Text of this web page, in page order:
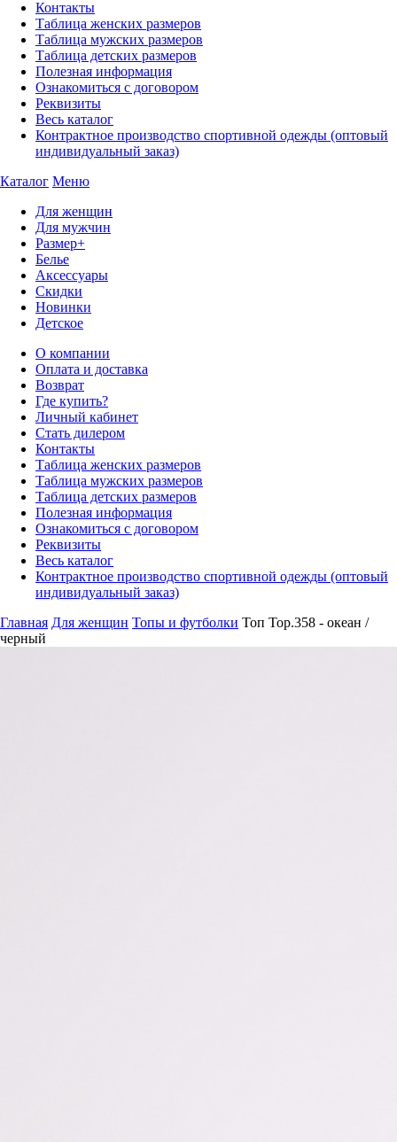
Контакты
Таблица женских размеров
Таблица мужских размеров
Таблица детских размеров
Полезная информация
Ознакомиться с договором
Реквизиты
Весь каталог
Контрактное производство спортивной одежды (оптовый
индивидуальный заказ)
Каталог Меню
Для женщин
Для мужчин
Размер+
Белье
Аксессуары
Скидки
Новинки
Детское
О компании
Оплата и доставка
Возврат
Где купить?
Личный кабинет
Стать дилером
Контакты
Таблица женских размеров
Таблица мужских размеров
Таблица детских размеров
Полезная информация
Ознакомиться с договором
Реквизиты
Весь каталог
Контрактное производство спортивной одежды (оптовый
индивидуальный заказ)
Главная Для женщин Топы и футболки Топ Top.358 - океан /
черный